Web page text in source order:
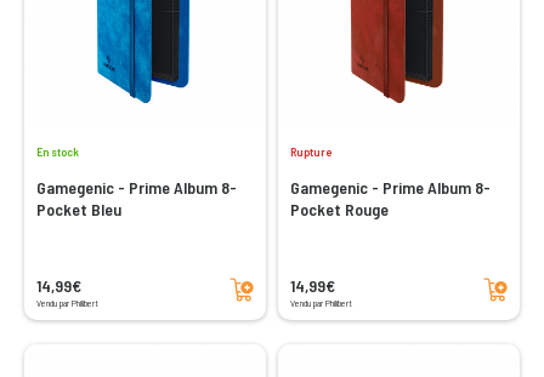
En stock
Gamegenic - Prime Album 8-
Pocket Bleu
14,99€
Vendu par Philibert
Ajouter au panier
Rupture
Gamegenic - Prime Album 8-
Pocket Rouge
14,99€
Vendu par Philibert
Ajouter au panier